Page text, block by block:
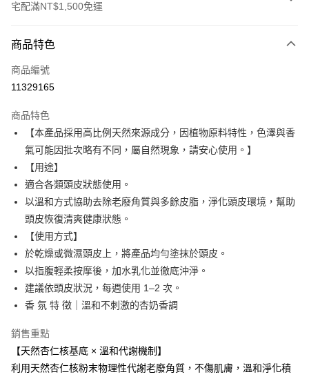
宅配滿NT$1,500免運
信用卡一次付款
Apple Pay
運送方式
黑貓宅急便
每筆NT$100，滿NT$1,500(含以上)免運費
商品特色
商品編號
11329165
商品特色
【本產品採用高比例天然來源成分，因植物原料特性，色澤與香
氣可能因批次略有不同，屬自然現象，請安心使用。】
【用途】
適合各類頭皮狀態使用。
以溫和方式協助去除老廢角質與多餘皮脂，淨化頭皮環境，幫助
頭皮恢復清爽健康狀態。
【使用方式】
於乾燥或微濕頭皮上，將產品均勻塗抹於頭皮。
以指腹輕柔按摩後，加水乳化並徹底沖淨。
建議依頭皮狀況，每週使用 1–2 次。
香 氛 特 徵｜溫和不刺激的杏奶香調
銷售重點
【天然杏仁核基底 × 溫和代謝機制】
利用天然杏仁核粉末物理性代謝老廢角質，不傷肌膚，溫和淨化積